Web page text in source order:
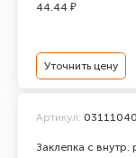
44.44 ₽
Уточнить цену
Заклепка с
Артикул: